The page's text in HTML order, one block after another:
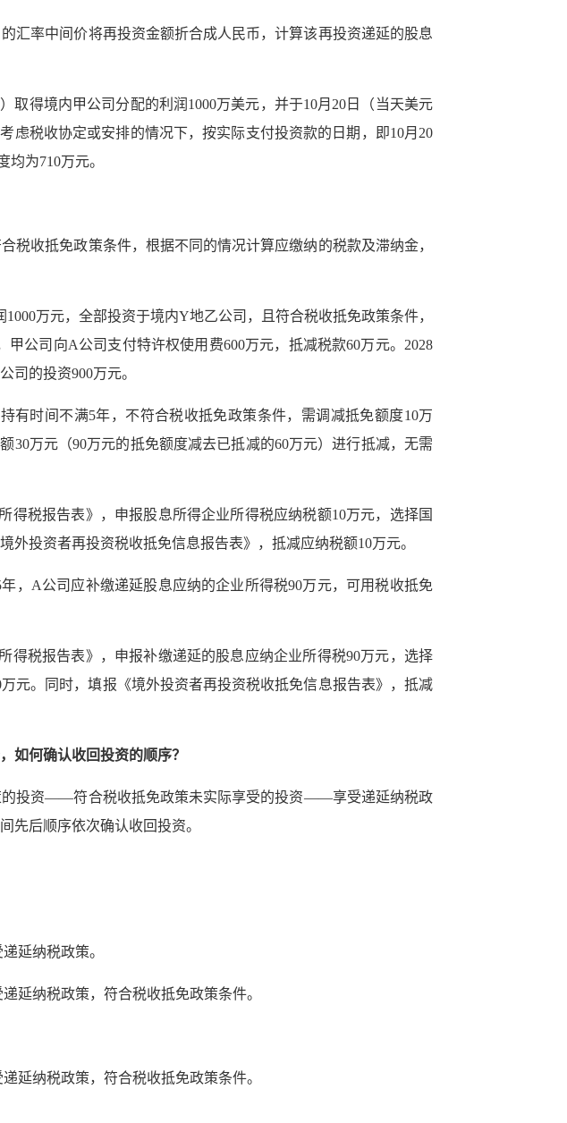
汇率中间价将再投资金额折合成人民币，计算该再投资递延的股息
取得境内甲公司分配的利润1000万美元，并于10月20日（当天美元
虑税收协定或安排的情况下，按实际支付投资款的日期，即10月20
为710万元。
收抵免政策条件，根据不同的情况计算应缴纳的税款及滞纳金，
万元，全部投资于境内Y地乙公司，且符合税收抵免政策条件，
公司向A公司支付特许权使用费600万元，抵减税款60万元。2028
司的投资900万元。
有时间不满5年，不符合税收抵免政策条件，需调减抵免额度10万
万元（90万元的抵免额度减去已抵减的60万元）进行抵减，无需
税报告表》，申报股息所得企业所得税应纳税额10万元，选择国
外投资者再投资税收抵免信息报告表》，抵减应纳税额10万元。
，A公司应补缴递延股息应纳的企业所得税90万元，可用税收抵免
税报告表》，申报补缴递延的股息应纳企业所得税90万元，选择
元。同时，填报《境外投资者再投资税收抵免信息报告表》，抵减
如何确认收回投资的顺序？
的投资——符合税收抵免政策未实际享受的投资——享受递延纳税政
后顺序依次确认收回投资。
延纳税政策。
延纳税政策，符合税收抵免政策条件。
延纳税政策，符合税收抵免政策条件。